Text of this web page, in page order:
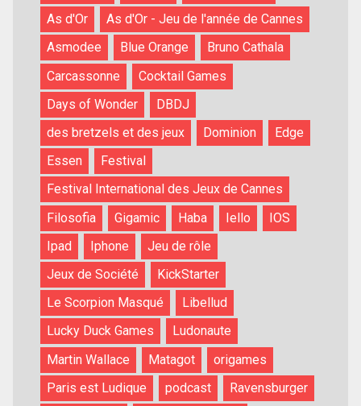
As d'Or
As d'Or - Jeu de l'année de Cannes
Asmodee
Blue Orange
Bruno Cathala
Carcassonne
Cocktail Games
Days of Wonder
DBDJ
des bretzels et des jeux
Dominion
Edge
Essen
Festival
Festival International des Jeux de Cannes
Filosofia
Gigamic Haba Iello
IOS
Ipad
Iphone
Jeu de rôle
Jeux de Société
KickStarter
Le Scorpion Masqué
Libellud
Lucky Duck Games
Ludonaute
Martin Wallace
Matagot
origames
Paris est Ludique
podcast
Ravensburger